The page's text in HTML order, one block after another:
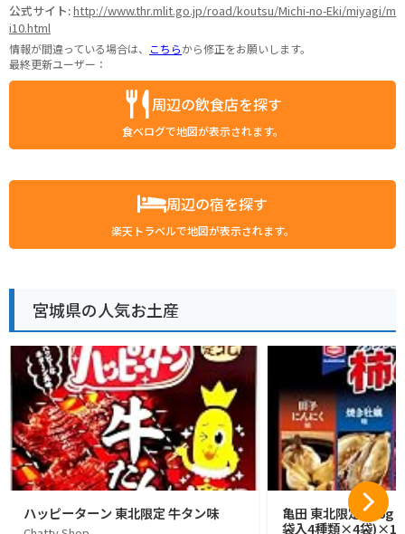
公式サイト:http://www.thr.mlit.go.jp/road/koutsu/Michi-no-Eki/miyagi/m
i10.html
情報が間違っている場合は、 こちらから修正をお願いします。
最終更新ユーザー：
周辺の飲食店を探す
食べログで地図が表示されます。
周辺の宿を探す
楽天トラベルで地図が表示されます。
宮城県の人気お土産
ハッピーターン 東北限定 牛タン味
亀田 東北限定 176g
袋入4種類×4袋)×1